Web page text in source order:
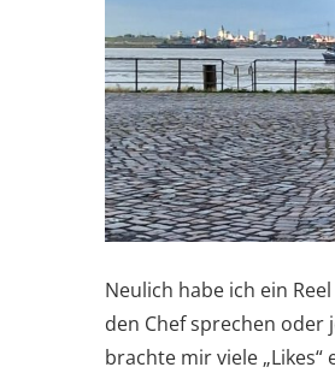
Neulich habe ich ein
den Chef sprechen oder
brachte mir viele